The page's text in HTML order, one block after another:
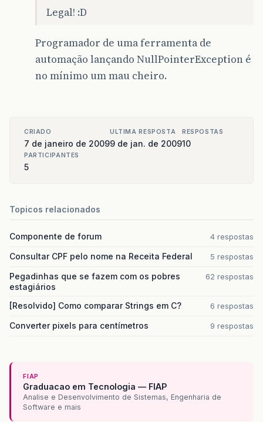
Legal! :D
Programador de uma ferramenta de
automação lançando NullPointerException é
no mínimo um mau cheiro.
CRIADO
7 de janeiro de 2009
ULTIMA RESPOSTA
9 de jan. de 2009
RESPOSTAS
10
PARTICIPANTES
5
Topicos relacionados
Componente de forum 4 respostas
Consultar CPF pelo nome na Receita Federal 5 respostas
Pegadinhas que se fazem com os pobres
estagiários
62 respostas
[Resolvido] Como comparar Strings em C? 6 respostas
Converter pixels para centímetros 9 respostas
FIAP
Graduacao em Tecnologia — FIAP
Analise e Desenvolvimento de Sistemas, Engenharia de
Software e mais